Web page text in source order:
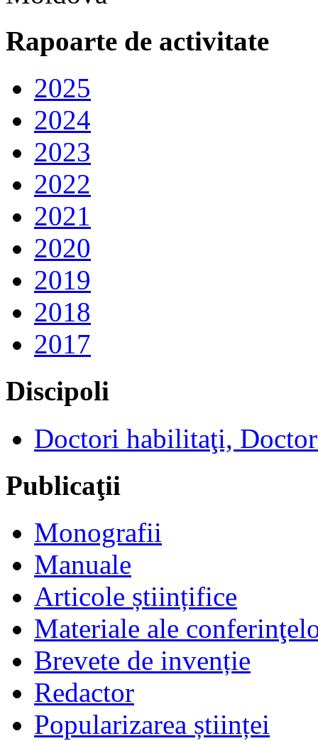
Rapoarte de activitate
2025
2024
2023
2022
2021
2020
2019
2018
2017
Discipoli
Doctori habilitaţi,
Publicaţii
Monografii
Manuale
Articole științifice
Materiale ale
Brevete de invenție
Redactor
Popularizarea științei